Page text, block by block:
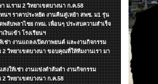
ม.ราม 2 วิทยาเขตบางนา ก.ค.58
นฯ ราคาประหยัด งานคืนสู่เหย้า สพช. ม1 รุ่น
พลับพลาไชย กทม. เพื่อนๆ ประสบความสำเร็จ
งินเข้า โรงเรียนฯ
ห้เช่า งานแถลงเปิดภาพยนต์ และงานกิจกรรม
2 วิทยาเขตบางนา ขอบคุณที่ให้ทีมงานเรา มา
แสงให้เช่า งานแข่งตำส้มตำ งานกิจกรรม
วิทยาเขตบางนา ก.ค.58